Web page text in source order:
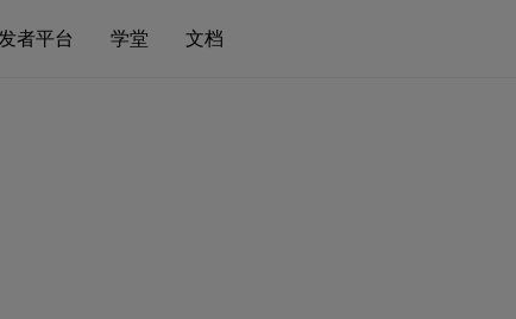
者平台 学堂 文档